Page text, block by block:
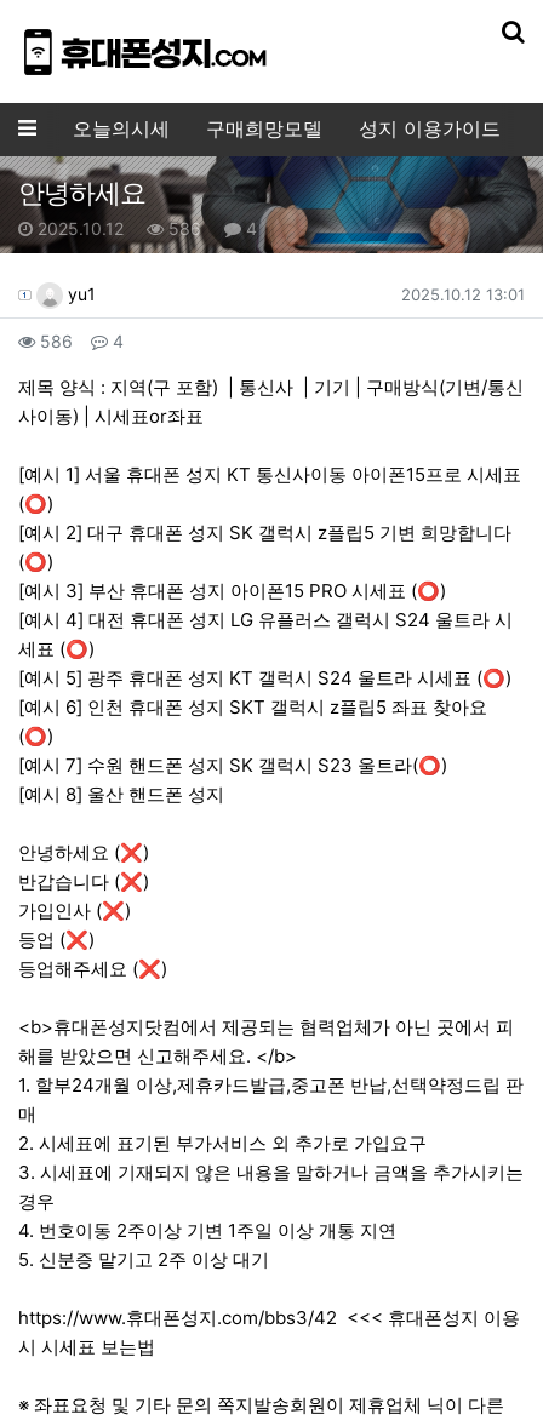
메뉴 오늘의시세 구매희망모델 성지 이용가이드
안녕하세요
작성일
2025.10.12 조회수586댓글수
4
작성자 정보
yu1 작성일
2025.10.12 13:01
컨텐츠 정보
586 조회 4
본문
제목 양식 : 지역(구 포함) | 통신사 | 기기 | 구매방식(기변/통신
사이동) | 시세표or좌표
[예시 1] 서울 휴대폰 성지 KT 통신사이동 아이폰15프로 시세표
(⭕)
[예시 2] 대구 휴대폰 성지 SK 갤럭시 z플립5 기변 희망합니다
(⭕)
[예시 3] 부산 휴대폰 성지 아이폰15 PRO 시세표 (⭕)
[예시 4] 대전 휴대폰 성지 LG 유플러스 갤럭시 S24 울트라 시
세표 (⭕)
[예시 5] 광주 휴대폰 성지 KT 갤럭시 S24 울트라 시세표 (⭕)
[예시 6] 인천 휴대폰 성지 SKT 갤럭시 z플립5 좌표 찾아요
(⭕)
[예시 7] 수원 핸드폰 성지 SK 갤럭시 S23 울트라 (⭕)
[예시 8] 울산 핸드폰 성지
안녕하세요 (❌)
반갑습니다 (❌)
가입인사 (❌)
등업 (❌)
등업해주세요 (❌)
<b>휴대폰성지닷컴에서 제공되는 협력업체가 아닌 곳에서 피
해를 받았으면 신고해주세요. </b>
1. 할부24개월 이상,제휴카드발급,중고폰 반납,선택약정드립 판
매
2. 시세표에 표기된 부가서비스 외 추가로 가입요구
3. 시세표에 기재되지 않은 내용을 말하거나 금액을 추가시키는
경우
4. 번호이동 2주이상 기변 1주일 이상 개통 지연
5. 신분증 맡기고 2주 이상 대기
https://www.휴대폰성지.com/bbs3/42 <<< 휴대폰성지 이용
시 시세표 보는법
※ 좌표요청 및 기타 문의 쪽지발송회원이 제휴업체 닉이 다른